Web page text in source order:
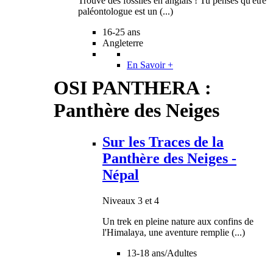
paléontologue est un (...)
16-25 ans
Angleterre
En Savoir +
OSI PANTHERA :
Panthère des Neiges
Sur les Traces de la
Panthère des Neiges -
Népal
Niveaux 3 et 4
Un trek en pleine nature aux confins de
l'Himalaya, une aventure remplie (...)
13-18 ans/Adultes